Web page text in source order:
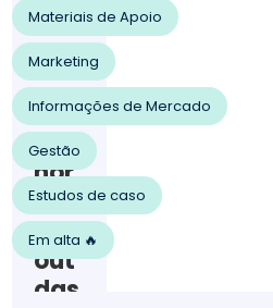
202
da
s
54
Mel
hor
e o
lay
out
das
Materiais de Apoio
Marketing
Informações de Mercado
Gestão
Estudos de caso
Em alta 🔥